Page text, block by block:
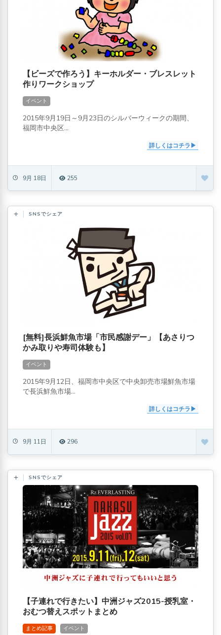
【ビーズで作ろう】キーホルダー・ブレスレット
作りワークショップ
イベント
2015年9月19日～9月23日のシルバーウィークの期間、
福岡市中央区...
詳しくはコチラ
9月 18日 255
SNSでシェア
[無料]長浜鮮魚市場「市民感謝デー」【あさりつ
かみ取りや寿司体験も】
イベント
2015年9月12日、福岡市中央区で中央卸売市場鮮魚市場
で長浜鮮魚市場...
詳しくはコチラ
9月 11日 296
SNSでシェア
【子連れで行きたい】中洲ジャズ2015-授乳室・
おむつ替えスポットまとめ
まとめ記事 イベント